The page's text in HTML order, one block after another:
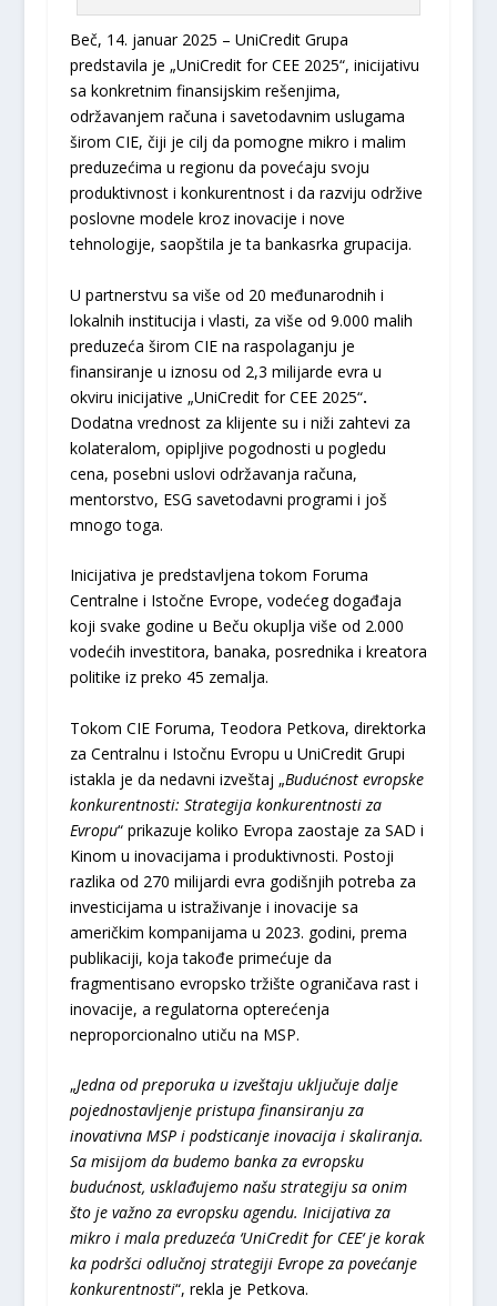
Beč, 14. januar 2025 – UniCredit Grupa
predstavila je „UniCredit for CEE 2025“, inicijativu
sa konkretnim finansijskim rešenjima,
održavanjem računa i savetodavnim uslugama
širom CIE, čiji je cilj da pomogne mikro i malim
preduzećima u regionu da povećaju svoju
produktivnost i konkurentnost i da razviju održive
poslovne modele kroz inovacije i nove
tehnologije, saopštila je ta bankasrka grupacija.
U partnerstvu sa više od 20 međunarodnih i
lokalnih institucija i vlasti, za više od 9.000 malih
preduzeća širom CIE na raspolaganju je
finansiranje u iznosu od 2,3 milijarde evra u
okviru inicijative „UniCredit for CEE 2025“.
Dodatna vrednost za klijente su i niži zahtevi za
kolateralom, opipljive pogodnosti u pogledu
cena, posebni uslovi održavanja računa,
mentorstvo, ESG savetodavni programi i još
mnogo toga.
Inicijativa je predstavljena tokom Foruma
Centralne i Istočne Evrope, vodećeg događaja
koji svake godine u Beču okuplja više od 2.000
vodećih investitora, banaka, posrednika i kreatora
politike iz preko 45 zemalja.
Tokom CIE Foruma, Teodora Petkova, direktorka
za Centralnu i Istočnu Evropu u UniCredit Grupi
istakla je da nedavni izveštaj „Budućnost evropske
konkurentnosti: Strategija konkurentnosti za
Evropu“ prikazuje koliko Evropa zaostaje za SAD i
Kinom u inovacijama i produktivnosti. Postoji
razlika od 270 milijardi evra godišnjih potreba za
investicijama u istraživanje i inovacije sa
američkim kompanijama u 2023. godini, prema
publikaciji, koja takođe primećuje da
fragmentisano evropsko tržište ograničava rast i
inovacije, a regulatorna opterećenja
neproporcionalno utiču na MSP.
„Jedna od preporuka u izveštaju uključuje dalje
pojednostavljenje pristupa finansiranju za
inovativna MSP i podsticanje inovacija i skaliranja.
Sa misijom da budemo banka za evropsku
budućnost, usklađujemo našu strategiju sa onim
što je važno za evropsku agendu. Inicijativa za
mikro i mala preduzeća ‘UniCredit for CEE‘ je korak
ka podršci odlučnoj strategiji Evrope za povećanje
konkurentnosti“, rekla je Petkova.